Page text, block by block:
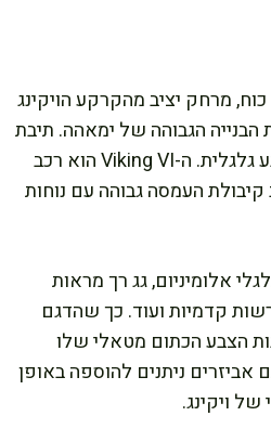
מרחק יציב מהקרקע הויקינג
הבנייה הגבוהה של ימאהה. תיבת
הילוכים ומערכת הנעה ארבע גלגלית. ה-Viking VI הוא רכב
העמסה גבוהה עם נוחות
אלומיניום, גג רך מראות
קדמיות ועוד. כך שהדגם
הצבע הכתום מטאלי שלו
אביזרים ניתנים להוספה באופן
ויקינג.